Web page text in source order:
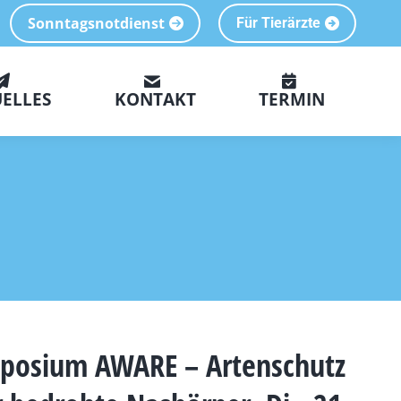
Sonntagsnotdienst Für Tierärzte
KONTAKT TERMIN
AWARE – Artenschutz